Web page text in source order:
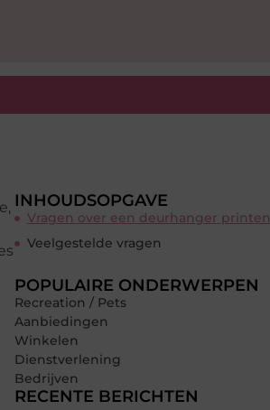
INHOUDSOPGAVE
Vragen over een deurhanger printen
Veelgestelde vragen
POPULAIRE ONDERWERPEN
Recreation / Pets
Aanbiedingen
Winkelen
Dienstverlening
Bedrijven
RECENTE BERICHTEN